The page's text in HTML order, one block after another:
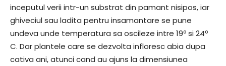
inceputul verii intr-un substrat din pamant nisipos, iar
ghiveciul sau ladita pentru insamantare se pune
undeva unde temperatura sa oscileze intre 19º si 24º
C. Dar plantele care se dezvolta infloresc abia dupa
cativa ani, atunci cand au ajuns la dimensiunea